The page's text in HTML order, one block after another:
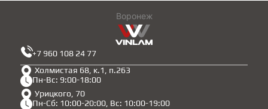
Воронеж
Холмистая 68, к.1, п.263
Пн-Вс: 9:00-18:00
Урицкого, 70
Пн-Сб: 10:00-20:00, Вс: 10:00-19:00
+7 960 108 24 77